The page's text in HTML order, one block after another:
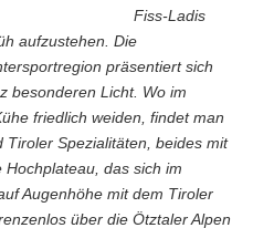
Fiss-Ladis
aufzustehen. Die
präsentiert sich
besonderen Licht. Wo im
friedlich weiden, findet man
Tiroler Spezialitäten, beides mit
das sich im
Augenhöhe mit dem Tiroler
über die Ötztaler Alpen